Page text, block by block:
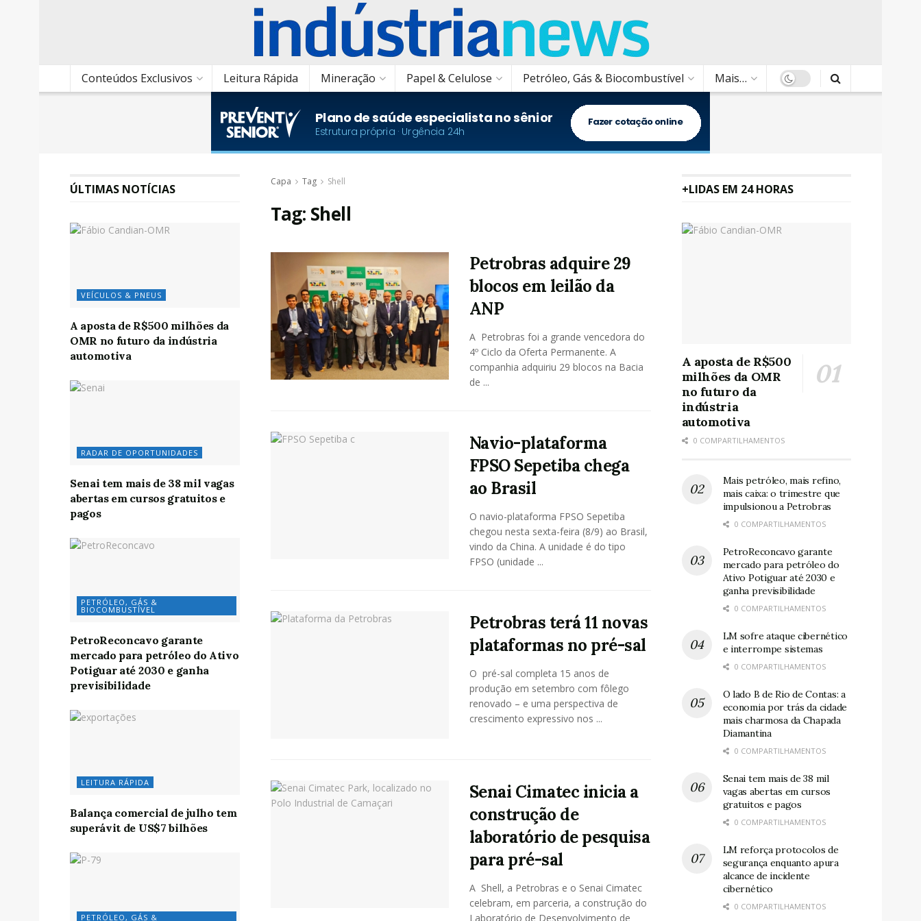
Conteúdos Exclusivos Leitura Rápida Mineração Papel & Celulose Petróleo, Gás & Biocombustível Mais…
Capa Tag Shell
Tag: Shell
Petrobras adquire 29
blocos em leilão da
ANP
A Petrobras foi a grande vencedora do
4º Ciclo da Oferta Permanente. A
companhia adquiriu 29 blocos na Bacia
de ...
Navio-plataforma
FPSO Sepetiba chega
ao Brasil
O navio-plataforma FPSO Sepetiba
chegou nesta sexta-feira (8/9) ao Brasil,
vindo da China. A unidade é do tipo
FPSO (unidade ...
Petrobras terá 11 novas
plataformas no pré-sal
O pré-sal completa 15 anos de
produção em setembro com fôlego
renovado – e uma perspectiva de
crescimento expressivo nos ...
Senai Cimatec inicia a
construção de
laboratório de pesquisa
para pré-sal
A Shell, a Petrobras e o Senai Cimatec
celebram, em parceria, a construção do
Laboratório de Desenvolvimento de
ÚLTIMAS NOTÍCIAS
VEÍCULOS & PNEUS
A aposta de R$500 milhões da
OMR no futuro da indústria
automotiva
RADAR DE OPORTUNIDADES
Senai tem mais de 38 mil vagas
abertas em cursos gratuitos e
pagos
PETRÓLEO, GÁS &
BIOCOMBUSTÍVEL
PetroReconcavo garante
mercado para petróleo do Ativo
Potiguar até 2030 e ganha
previsibilidade
LEITURA RÁPIDA
Balança comercial de julho tem
superávit de US$7 bilhões
PETRÓLEO, GÁS &
+LIDAS EM 24 HORAS
A aposta de R$500
milhões da OMR
no futuro da
indústria
automotiva
0 COMPARTILHAMENTOS
Mais petróleo, mais refino,
mais caixa: o trimestre que
impulsionou a Petrobras
0 COMPARTILHAMENTOS
PetroReconcavo garante
mercado para petróleo do
Ativo Potiguar até 2030 e
ganha previsibilidade
0 COMPARTILHAMENTOS
LM sofre ataque cibernético
e interrompe sistemas
0 COMPARTILHAMENTOS
O lado B de Rio de Contas: a
economia por trás da cidade
mais charmosa da Chapada
Diamantina
0 COMPARTILHAMENTOS
Senai tem mais de 38 mil
vagas abertas em cursos
gratuitos e pagos
0 COMPARTILHAMENTOS
LM reforça protocolos de
segurança enquanto apura
alcance de incidente
cibernético
0 COMPARTILHAMENTOS